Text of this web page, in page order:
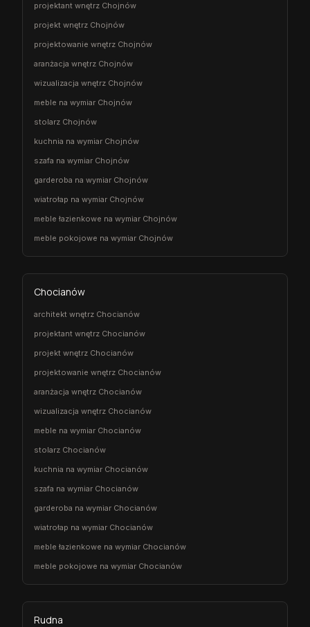
projektant wnętrz Chojnów
projekt wnętrz Chojnów
projektowanie wnętrz Chojnów
aranżacja wnętrz Chojnów
wizualizacja wnętrz Chojnów
meble na wymiar Chojnów
stolarz Chojnów
kuchnia na wymiar Chojnów
szafa na wymiar Chojnów
garderoba na wymiar Chojnów
wiatrołap na wymiar Chojnów
meble łazienkowe na wymiar Chojnów
meble pokojowe na wymiar Chojnów
Chocianów
architekt wnętrz Chocianów
projektant wnętrz Chocianów
projekt wnętrz Chocianów
projektowanie wnętrz Chocianów
aranżacja wnętrz Chocianów
wizualizacja wnętrz Chocianów
meble na wymiar Chocianów
stolarz Chocianów
kuchnia na wymiar Chocianów
szafa na wymiar Chocianów
garderoba na wymiar Chocianów
wiatrołap na wymiar Chocianów
meble łazienkowe na wymiar Chocianów
meble pokojowe na wymiar Chocianów
Rudna